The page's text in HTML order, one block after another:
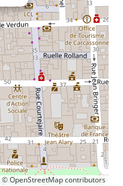
© OpenStreetMap contributors